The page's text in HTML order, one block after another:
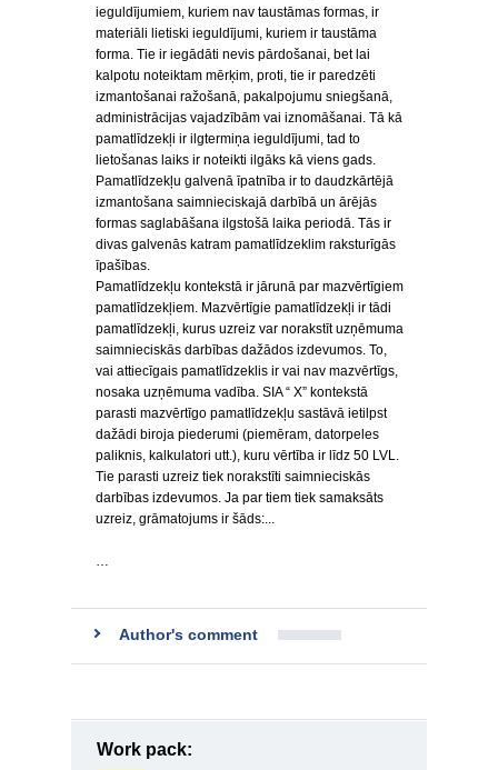
ieguldījumiem, kuriem nav taustāmas formas, ir
materiāli lietiski ieguldījumi, kuriem ir taustāma
forma. Tie ir iegādāti nevis pārdošanai, bet lai
kalpotu noteiktam mērķim, proti, tie ir paredzēti
izmantošanai ražošanā, pakalpojumu sniegšanā,
administrācijas vajadzībām vai iznomāšanai. Tā kā
pamatlīdzekļi ir ilgtermiņa ieguldījumi, tad to
lietošanas laiks ir noteikti ilgāks kā viens gads.
Pamatlīdzekļu galvenā īpatnība ir to daudzkārtējā
izmantošana saimnieciskajā darbībā un ārējās
formas saglabāšana ilgstošā laika periodā. Tās ir
divas galvenās katram pamatlīdzeklim raksturīgās
īpašības.
Pamatlīdzekļu kontekstā ir jārunā par mazvērtīgiem
pamatlīdzekļiem. Mazvērtīgie pamatlīdzekļi ir tādi
pamatlīdzekļi, kurus uzreiz var norakstīt uzņēmuma
saimnieciskās darbības dažādos izdevumos. To,
vai attiecīgais pamatlīdzeklis ir vai nav mazvērtīgs,
nosaka uzņēmuma vadība. SIA “ X” kontekstā
parasti mazvērtīgo pamatlīdzekļu sastāvā ietilpst
dažādi biroja piederumi (piemēram, datorpeles
paliknis, kalkulatori utt.), kuru vērtība ir līdz 50 LVL.
Tie parasti uzreiz tiek norakstīti saimnieciskās
darbības izdevumos. Ja par tiem tiek samaksāts
uzreiz, grāmatojums ir šāds:...
…
Author's comment
Work pack: